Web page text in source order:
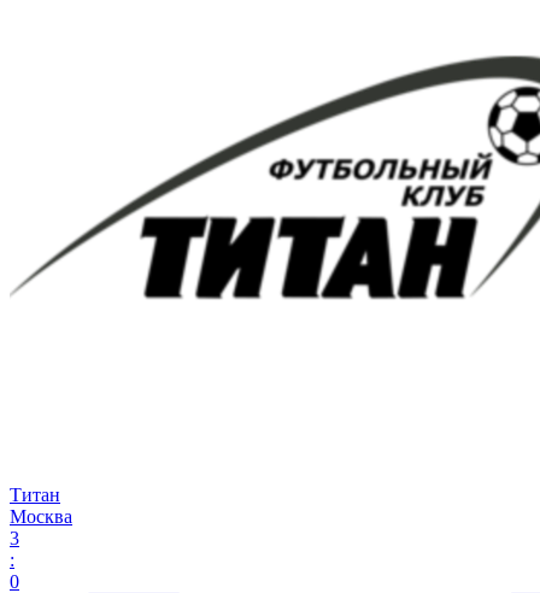
Титан
Москва
3
:
0